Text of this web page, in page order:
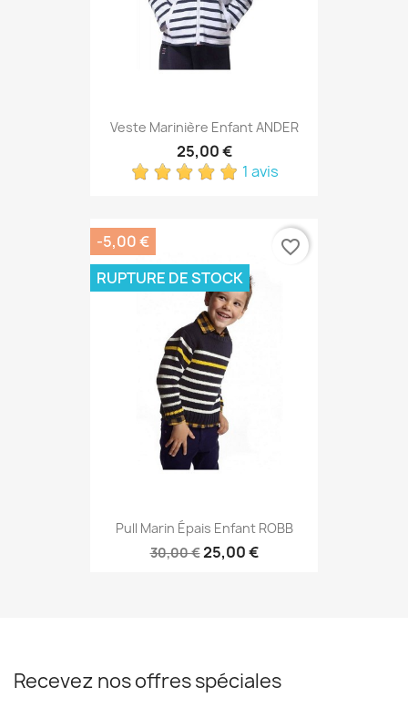
Veste Marinière Enfant ANDER
25,00 €
1 avis
Pull Marin Épais Enfant ROBB
30,00 €25,00 €
-5,00 €
RUPTURE DE STOCK
favorite_border
Recevez nos offres spéciales